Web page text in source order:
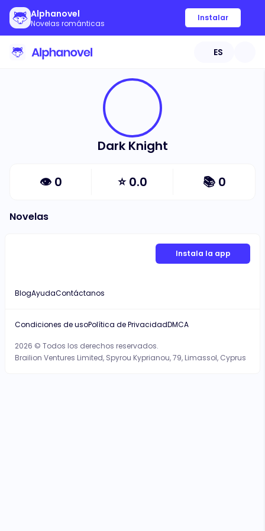
Alphanovel
Novelas románticas
Instalar
ES
Dark Knight
👁 0 ⭐0.0 📚 0
Novelas
Instala la app
BlogAyudaContáctanos
2026 © Todos los derechos reservados.
Brailion Ventures Limited, Spyrou Kyprianou, 79, Limassol, Cyprus
Condiciones de usoPolítica de PrivacidadDMCA